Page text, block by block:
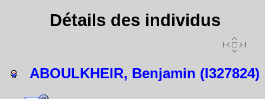
Détails des individus
ABOULKHEIR, Benjamin (I327824)